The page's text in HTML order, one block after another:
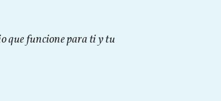
que funcione para ti y tu